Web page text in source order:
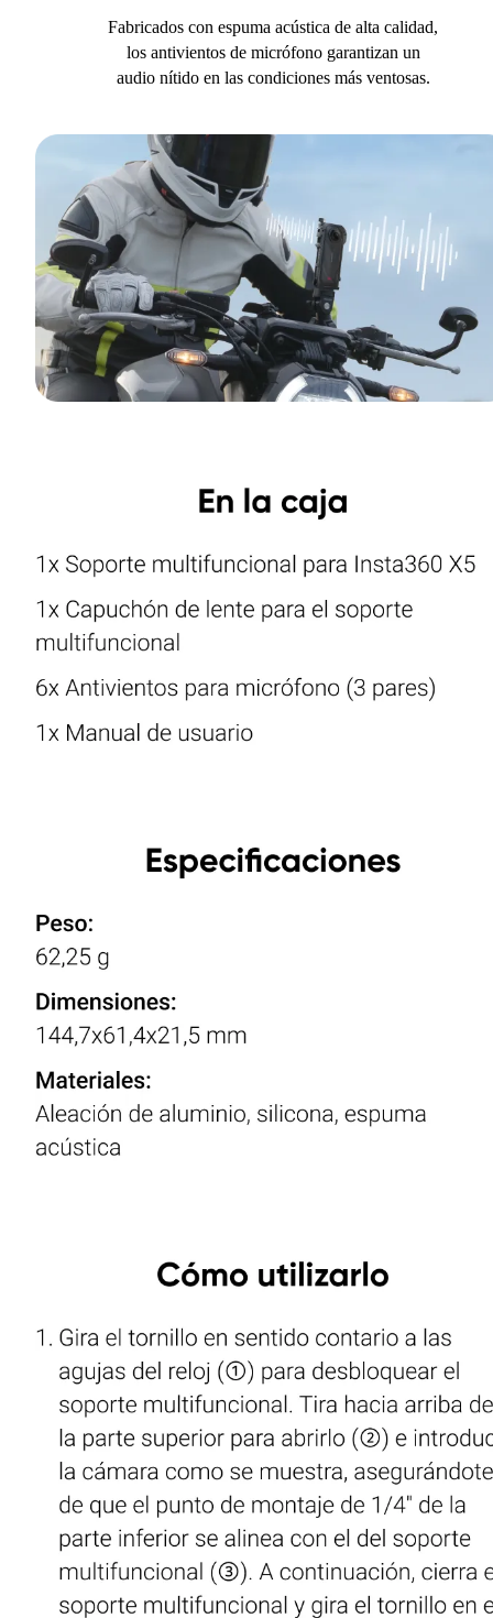
Fabricados con espuma acústica de alta calidad,
los antivientos de micrófono garantizan un
audio nítido en las condiciones más ventosas.